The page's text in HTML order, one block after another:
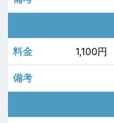
1,100円